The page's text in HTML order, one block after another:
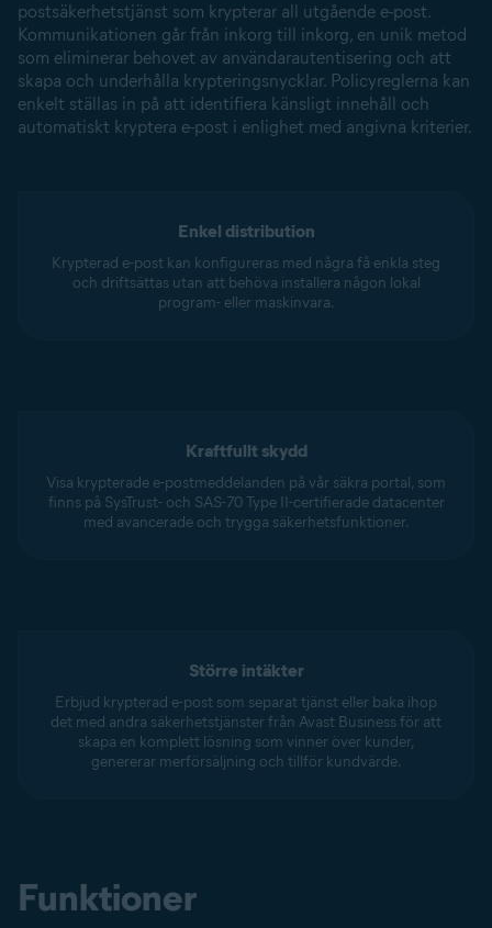
postsäkerhetstjänst som krypterar all utgående e-post.
Kommunikationen går från inkorg till inkorg, en unik metod
som eliminerar behovet av användarautentisering och att
skapa och underhålla krypteringsnycklar. Policyreglerna kan
enkelt ställas in på att identifiera känsligt innehåll och
automatiskt kryptera e-post i enlighet med angivna kriterier.
Enkel distribution
Krypterad e-post kan konfigureras med några få enkla steg
och driftsättas utan att behöva installera någon lokal
program- eller maskinvara.
Kraftfullt skydd
Visa krypterade e-postmeddelanden på vår säkra portal, som
finns på SysTrust- och SAS-70 Type II-certifierade datacenter
med avancerade och trygga säkerhetsfunktioner.
Större intäkter
Erbjud krypterad e-post som separat tjänst eller baka ihop
det med andra säkerhetstjänster från Avast Business för att
skapa en komplett lösning som vinner över kunder,
genererar merförsäljning och tillför kundvärde.
Funktioner